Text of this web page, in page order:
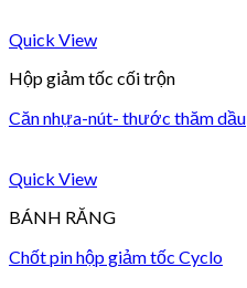
Quick View
Hộp giảm tốc cối trộn
Căn nhựa-nút- thước thăm dầu
Quick View
BÁNH RĂNG
Chốt pin hộp giảm tốc Cyclo